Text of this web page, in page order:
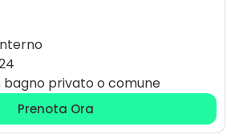
privato o comune
Prenota Ora